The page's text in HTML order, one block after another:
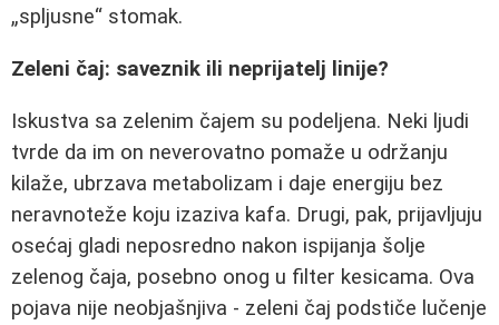
„spljusne“ stomak.
Zeleni čaj: saveznik ili neprijatelj linije?
Iskustva sa zelenim čajem su podeljena. Neki ljudi
tvrde da im on neverovatno pomaže u održanju
kilaže, ubrzava metabolizam i daje energiju bez
neravnoteže koju izaziva kafa. Drugi, pak, prijavljuju
osećaj gladi neposredno nakon ispijanja šolje
zelenog čaja, posebno onog u filter kesicama. Ova
pojava nije neobjašnjiva - zeleni čaj podstiče lučenje